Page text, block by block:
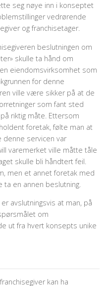
seg nøye inn i konseptet
vedrørende
og franchisetager.
beslutningen om
skulle ta hånd om
eiendomsvirksomhet som
for denne
ville være sikker på at de
som fant sted
riktig måte. Ettersom
foretak, følte man at
servicen var
varemerket ville måtte tåle
skulle bli håndtert feil.
men et annet foretak med
en annen beslutning.
avslutningsvis at man, på
om
ut fra hvert konsepts unike
kan ha